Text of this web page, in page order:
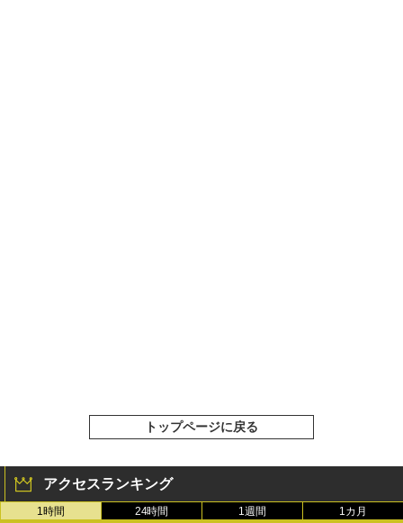
トップページに戻る
アクセスランキング
1時間 24時間 1週間 1カ月